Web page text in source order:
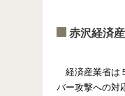
赤沢経済
経済産業省は
バー攻撃への対